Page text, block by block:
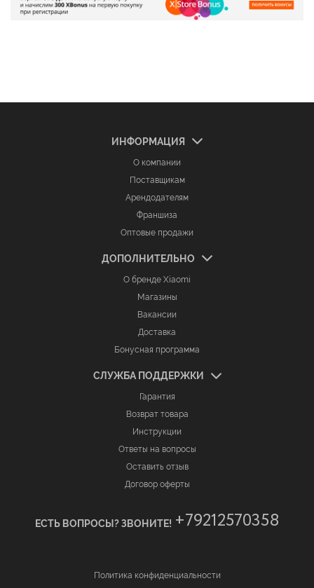
ИНФОРМАЦИЯ
О компании
Поставщикам
Арендодателям
Франшиза
Оптовые продажи
ДОПОЛНИТЕЛЬНО
О бренде Xiaomi
Магазины
Вакансии
Доставка
Бонусная программа
СЛУЖБА ПОДДЕРЖКИ
Гарантия
Возврат товара
Инструкции
Ответы на вопросы
Оставить отзыв
Договор оферты
ЕСТЬ ВОПРОСЫ? ЗВОНИТЕ! +79212570358
Политика конфиденциальности